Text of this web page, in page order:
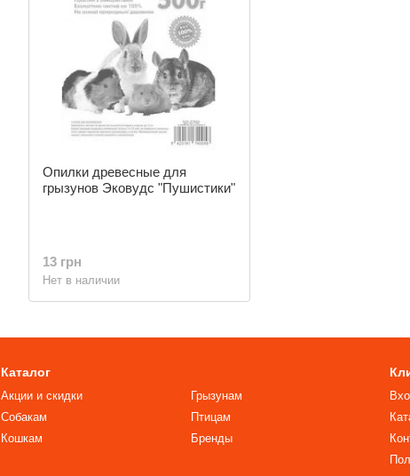
Опилки древесные для
грызунов Эковудс "Пушистики"
13 грн
Нет в наличии
Каталог
Акции и скидки
Собакам
Кошкам
Грызунам
Птицам
Бренды